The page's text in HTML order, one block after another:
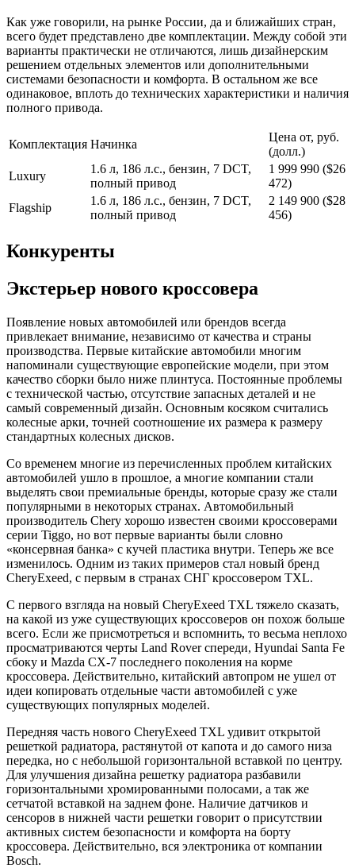
Как уже говорили, на рынке России, да и ближайших стран,
всего будет представлено две комплектации. Между собой эти
варианты практически не отличаются, лишь дизайнерским
решением отдельных элементов или дополнительными
системами безопасности и комфорта. В остальном же все
одинаковое, вплоть до технических характеристики и наличия
полного привода.
Комплектация Начинка
Цена от, руб.
(долл.)
Luxury
1.6 л, 186 л.с., бензин, 7 DCT,
полный привод
1 999 990 ($26
472)
Flagship
1.6 л, 186 л.с., бензин, 7 DCT,
полный привод
2 149 900 ($28
456)
Конкуренты
Экстерьер нового кроссовера
Появление новых автомобилей или брендов всегда
привлекает внимание, независимо от качества и страны
производства. Первые китайские автомобили многим
напоминали существующие европейские модели, при этом
качество сборки было ниже плинтуса. Постоянные проблемы
с технической частью, отсутствие запасных деталей и не
самый современный дизайн. Основным косяком считались
колесные арки, точней соотношение их размера к размеру
стандартных колесных дисков.
Со временем многие из перечисленных проблем китайских
автомобилей ушло в прошлое, а многие компании стали
выделять свои премиальные бренды, которые сразу же стали
популярными в некоторых странах. Автомобильный
производитель Chery хорошо известен своими кроссоверами
серии Tiggo, но вот первые варианты были словно
«консервная банка» с кучей пластика внутри. Теперь же все
изменилось. Одним из таких примеров стал новый бренд
CheryExeed, с первым в странах СНГ кроссовером TXL.
С первого взгляда на новый CheryExeed TXL тяжело сказать,
на какой из уже существующих кроссоверов он похож больше
всего. Если же присмотреться и вспомнить, то весьма неплохо
просматриваются черты Land Rover спереди, Hyundai Santa Fe
сбоку и Mazda CX-7 последнего поколения на корме
кроссовера. Действительно, китайский автопром не ушел от
идеи копировать отдельные части автомобилей с уже
существующих популярных моделей.
Передняя часть нового CheryExeed TXL удивит открытой
решеткой радиатора, растянутой от капота и до самого низа
передка, но с небольшой горизонтальной вставкой по центру.
Для улучшения дизайна решетку радиатора разбавили
горизонтальными хромированными полосами, а так же
сетчатой вставкой на заднем фоне. Наличие датчиков и
сенсоров в нижней части решетки говорит о присутствии
активных систем безопасности и комфорта на борту
кроссовера. Действительно, вся электроника от компании
Bosch.